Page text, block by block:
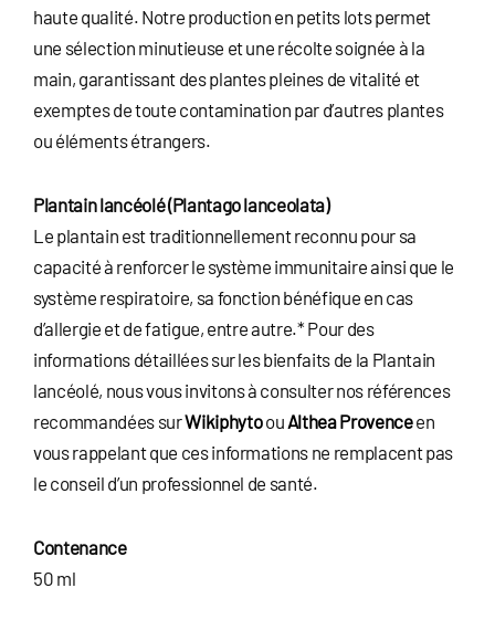
haute qualité. Notre production en petits lots permet
une sélection minutieuse et une récolte soignée à la
main, garantissant des plantes pleines de vitalité et
exemptes de toute contamination par d’autres plantes
ou éléments étrangers.
Plantain lancéolé (Plantago lanceolata)
Le plantain est traditionnellement reconnu pour sa
capacité à renforcer le système immunitaire ainsi que le
système respiratoire, sa fonction bénéfique en cas
d’allergie et de fatigue, entre autre.* Pour des
informations détaillées sur les bienfaits de la Plantain
lancéolé, nous vous invitons à consulter nos références
recommandées surWikiphytoouAlthea Provenceen
vous rappelant que ces informations ne remplacent pas
le conseil d’un professionnel de santé.
Contenance
50 ml